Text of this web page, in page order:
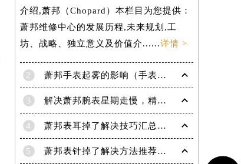
介绍,萧邦（Chopard）本栏目为您提供：
萧邦维修中心的发展历程,未来规划,工
坊、战略、独立意义及价值介......详情 >
2 萧邦手表起雾的影响（手表起雾维护建议）
3 解决萧邦腕表星期走慢，精准调校秘籍在这里
4 萧邦表耳掉了解决技巧汇总（轻松修复爱表的小妙招）
5 萧邦表针掉了解决方法推荐（轻松修复你的爱表）